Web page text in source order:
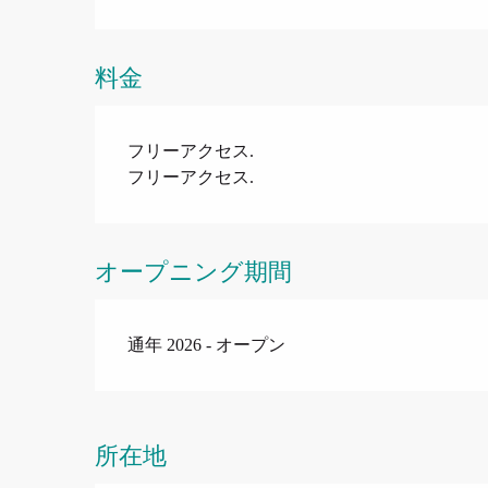
料金
フリーアクセス.
フリーアクセス.
オープニング期間
通年 2026 - オープン
所在地